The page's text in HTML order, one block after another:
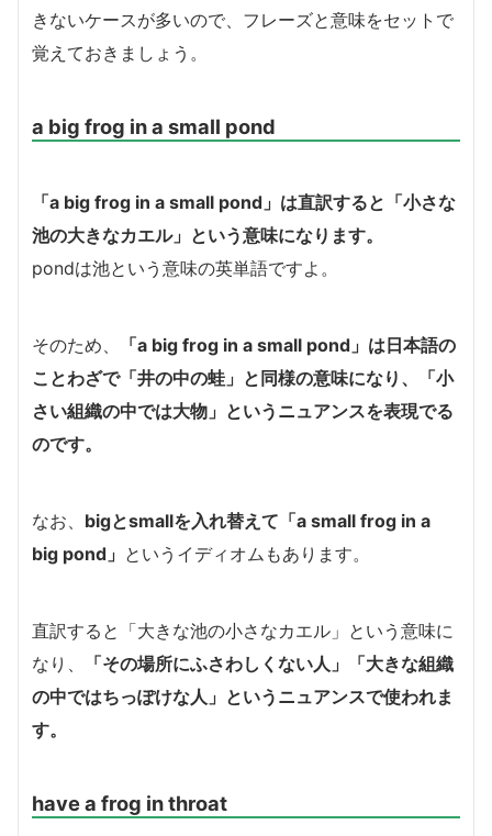
きないケースが多いので、フレーズと意味をセットで
覚えておきましょう。
a big frog in a small pond
「a big frog in a small pond」は直訳すると「小さな
池の大きなカエル」という意味になります。
pondは池という意味の英単語ですよ。
そのため、
「a big frog in a small pond」は日本語の
ことわざで「井の中の蛙」と同様の意味になり、「小
さい組織の中では大物」というニュアンスを表現でる
のです。
なお、 bigとsmallを入れ替えて「a small frog in a
big pond」 というイディオムもあります。
直訳すると「大きな池の小さなカエル」という意味に
なり、
「その場所にふさわしくない人」「大きな組織
の中ではちっぽけな人」というニュアンスで使われま
す。
have a frog in throat